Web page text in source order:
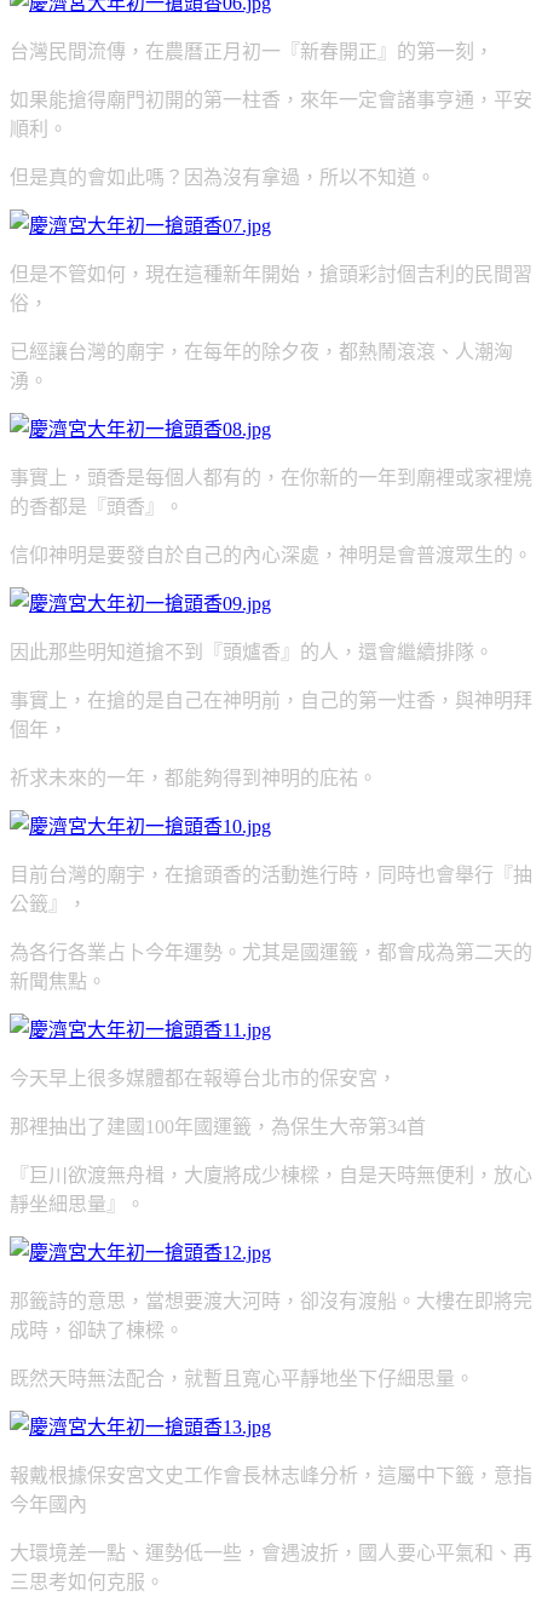
台灣民間流傳，在農曆正月初一『新春開正』的第一刻，
如果能搶得廟門初開的第一柱香，來年一定會諸事亨通，平安
順利。
但是真的會如此嗎？因為沒有拿過，所以不知道。
但是不管如何，現在這種新年開始，搶頭彩討個吉利的民間習
俗，
已經讓台灣的廟宇，在每年的除夕夜，都熱鬧滾滾、人潮洶
湧。
事實上，頭香是每個人都有的，在你新的一年到廟裡或家裡燒
的香都是『頭香』。
信仰神明是要發自於自己的內心深處，神明是會普渡眾生的。
因此那些明知道搶不到『頭爐香』的人，還會繼續排隊。
事實上，在搶的是自己在神明前，自己的第一炷香，與神明拜
個年，
祈求未來的一年，都能夠得到神明的庇祐。
目前台灣的廟宇，在搶頭香的活動進行時，同時也會舉行『抽
公籤』，
為各行各業占卜今年運勢。尤其是國運籤，都會成為第二天的
新聞焦點。
今天早上很多媒體都在報導台北市的保安宮，
那裡抽出了建國100年國運籤， 為保生大帝第34首
『巨川欲渡無舟楫，大廈將成少棟樑，自是天時無便利，放心
靜坐細思量』。
那籤詩的意思，當想要渡大河時，卻沒有渡船。大樓在即將完
成時，卻缺了棟樑。
既然天時無法配合，就暫且寬心平靜地坐下仔細思量。
報戴根據保安宮文史工作會長林志峰分析，這屬中下籤， 意指
今年國內
大環境差一點、運勢低一些， 會遇波折，國人要心平氣和、再
三思考如何克服。